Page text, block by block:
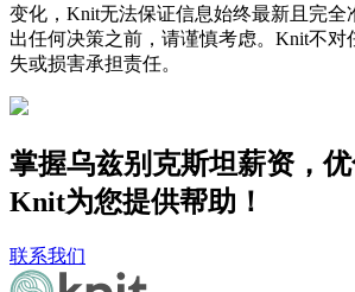
变化，Knit无法保证信息始终最新且完全
出任何决策之前，请谨慎考虑。Knit不对
失或损害承担责任。
掌握乌兹别克斯坦薪资，优
Knit为您提供帮助！
联系我们